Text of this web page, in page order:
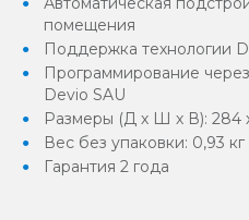
помещения
Поддержка технологии
Программирование
Devio SAU
Размеры (Д х Ш х В): 284
Вес без упаковки: 0,93 кг
Гарантия 2 года